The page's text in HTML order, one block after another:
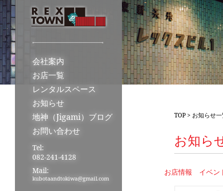
会社案内
お店一覧
レンタルスペース
お知らせ
地神（Jigami）ブログ
お問い合わせ
Tel:
082-241-4128
Mail:
kubotaandtokiwa@gmail.com
TOP> お知らせ
お知ら
お店情報 イベン